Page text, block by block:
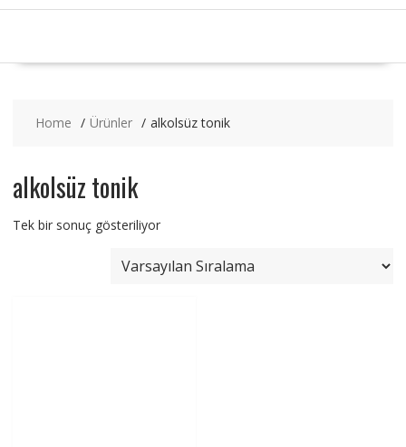
Home Ürünler alkolsüz tonik
alkolsüz tonik
Tek bir sonuç gösteriliyor